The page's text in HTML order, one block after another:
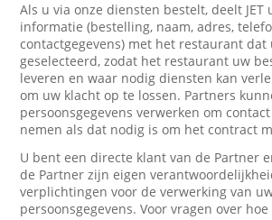
Als u via onze diensten bestelt, deelt JET
informatie (bestelling, naam, adres,
contactgegevens) met het restaurant dat
geselecteerd, zodat het restaurant uw
leveren en waar nodig diensten kan
om uw klacht op te lossen. Partners
persoonsgegevens verwerken om
nemen als dat nodig is om het contract
U bent een directe klant van de Partner
de Partner zijn eigen
verplichtingen voor de verwerking van
persoonsgegevens. Voor vragen over